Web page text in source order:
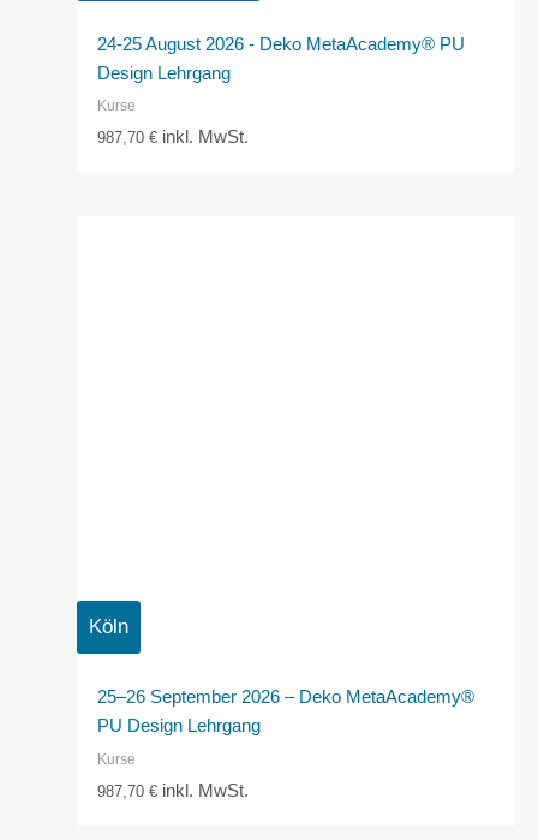
24-25 August 2026 - Deko MetaAcademy® PU
Design Lehrgang
Kurse
987,70€ inkl. MwSt.
Köln
25–26 September 2026 – Deko MetaAcademy®
PU Design Lehrgang
Kurse
987,70€ inkl. MwSt.